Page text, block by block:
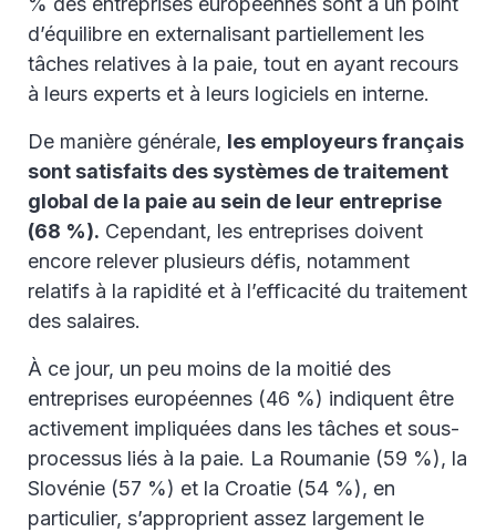
d’équilibre en externalisant partiellement les
tâches relatives à la paie, tout en ayant recours
à leurs experts et à leurs logiciels en interne.
De manière générale, les employeurs français
sont satisfaits des systèmes de traitement
global de la paie au sein de leur entreprise
(68 %). Cependant, les entreprises doivent
encore relever plusieurs défis, notamment
relatifs à la rapidité et à l’efficacité du traitement
des salaires.
À ce jour, un peu moins de la moitié des
entreprises européennes (46 %) indiquent être
activement impliquées dans les tâches et sous-
processus liés à la paie. La Roumanie (59 %), la
Slovénie (57 %) et la Croatie (54 %), en
particulier, s’approprient assez largement le